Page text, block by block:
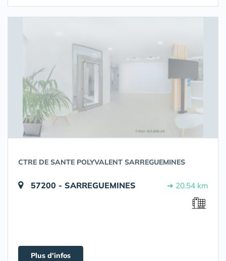
CTRE DE SANTE POLYVALENT SARREGUEMINES
57200 - SARREGUEMINES ➔ 20.54 km
Plus d'infos